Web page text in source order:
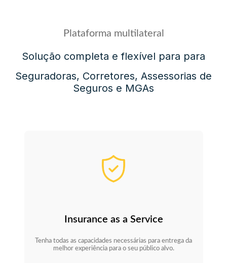
Plataforma multilateral
Solução completa e flexível para para
Seguradoras, Corretores, Assessorias de
Seguros e MGAs
Insurance as a Service
Tenha todas as capacidades necessárias para entrega da
melhor experiência para o seu público alvo.